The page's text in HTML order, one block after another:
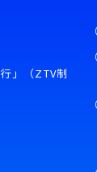
」（ZTV制